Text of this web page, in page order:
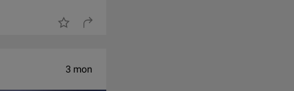
3 mon